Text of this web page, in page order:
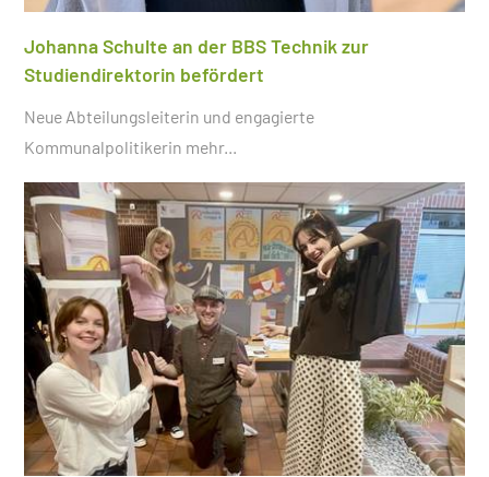
Johanna Schulte an der BBS Technik zur
Studiendirektorin befördert
Neue Abteilungsleiterin und engagierte
Kommunalpolitikerin mehr...